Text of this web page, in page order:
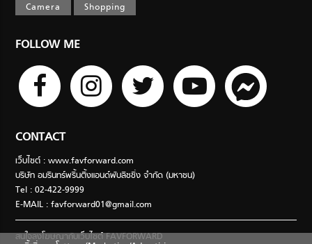
Camera
Shopping
FOLLOW ME
CONTACT
เว็บไซต์ : www.favforward.com
บริษัท อมรินทร์พริ้นติ้งแอนด์พับลิชชิ่ง จำกัด (มหาชน)
Tel : 02-422-9999
E-MAIL :favforward01@gmail.com
สนใจลงโฆษณากับเว็บไซต์ FAVFORWARD